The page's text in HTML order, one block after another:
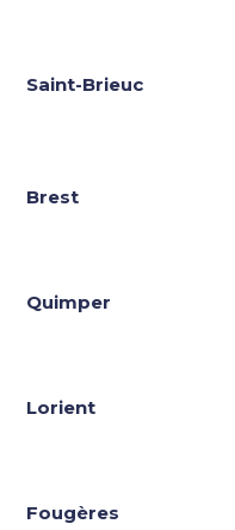
Saint-Brieuc
Brest
Quimper
Lorient
Fougères